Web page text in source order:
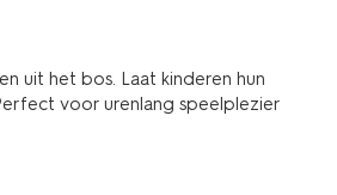
uit het bos. Laat kinderen hun
voor urenlang speelplezier